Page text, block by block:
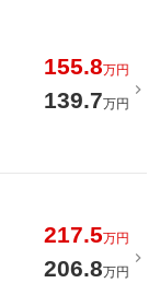
155.8万円
139.7万円
217.5万円
206.8万円